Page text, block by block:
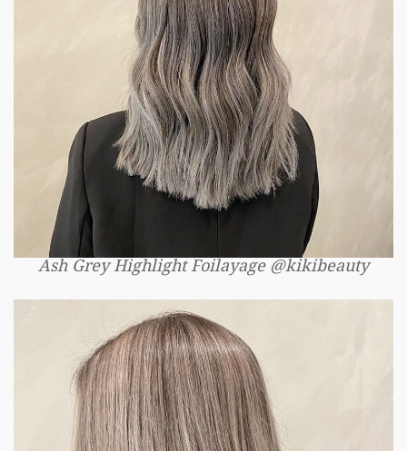
Ash Grey Highlight Foilayage @kikibeauty